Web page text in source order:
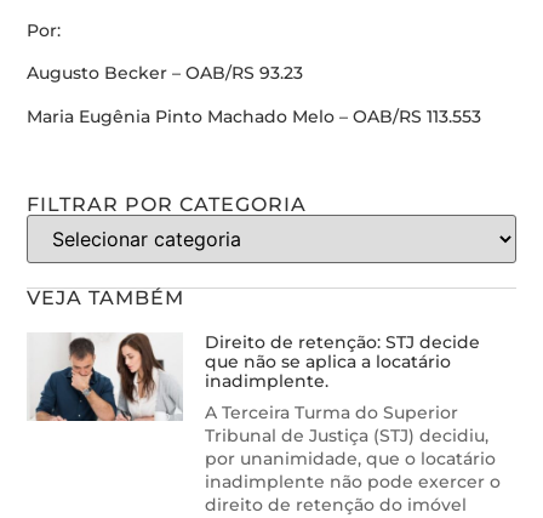
Por:
Augusto Becker – OAB/RS 93.23
Maria Eugênia Pinto Machado Melo – OAB/RS 113.553
FILTRAR POR CATEGORIA
VEJA TAMBÉM
Direito de retenção: STJ decide
que não se aplica a locatário
inadimplente.
A Terceira Turma do Superior
Tribunal de Justiça (STJ) decidiu,
por unanimidade, que o locatário
inadimplente não pode exercer o
direito de retenção do imóvel